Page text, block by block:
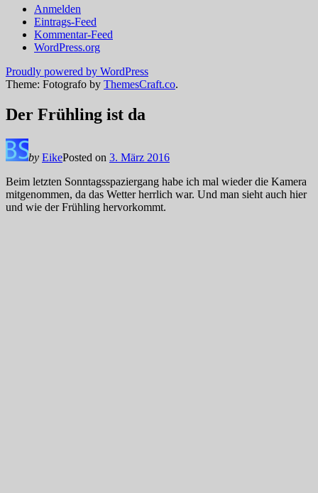
Anmelden
Eintrags-Feed
Kommentar-Feed
WordPress.org
Proudly powered by WordPress
Theme: Fotografo by ThemesCraft.co.
Der Frühling ist da
by EikePosted on 3. März 2016
Beim letzten Sonntagsspaziergang habe ich mal wieder die Kamera
mitgenommen, da das Wetter herrlich war. Und man sieht auch hier
und wie der Frühling hervorkommt.